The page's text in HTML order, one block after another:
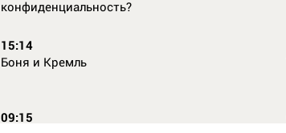
конфиденциальность?
15:14
Боня и Кремль
09:15